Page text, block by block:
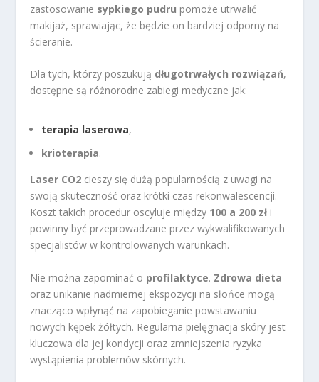
zastosowanie sypkiego pudru pomoże utrwalić
makijaż, sprawiając, że będzie on bardziej odporny na
ścieranie.
Dla tych, którzy poszukują długotrwałych rozwiązań,
dostępne są różnorodne zabiegi medyczne jak:
terapia laserowa,
krioterapia.
Laser CO2 cieszy się dużą popularnością z uwagi na
swoją skuteczność oraz krótki czas rekonwalescencji.
Koszt takich procedur oscyluje między 100 a 200 złi
powinny być przeprowadzane przez wykwalifikowanych
specjalistów w kontrolowanych warunkach.
Nie można zapominać o profilaktyce. Zdrowa dieta
oraz unikanie nadmiernej ekspozycji na słońce mogą
znacząco wpłynąć na zapobieganie powstawaniu
nowych kępek żółtych. Regularna pielęgnacja skóry jest
kluczowa dla jej kondycji oraz zmniejszenia ryzyka
wystąpienia problemów skórnych.